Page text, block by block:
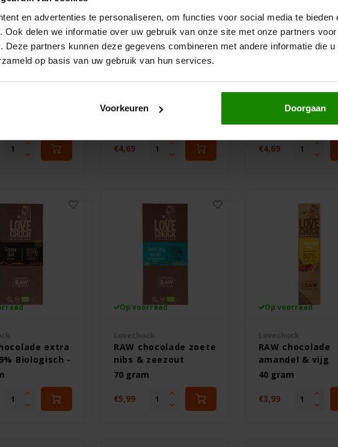
en advertenties te personaliseren, om functies voor social media te bieden
Ook delen we informatie over uw gebruik van onze site met onze partners
Deze partners kunnen deze gegevens combineren met andere informatie die u
op basis van uw gebruik van hun services.
Voorkeuren Doorgaan
Op voorraad
Chocolat Stella
Puur Met Chili
€4,69
Chocolat Stella
Puur Biologisch
Fairtrade -
100 gram
€4,69
extra
Biologisch -
Op voorraad
RAW chocolade zoete
nibs & zeezout
Biologisch -
70 gram
€5,99
Op voorraad
RAW chocolade
amandel & vijg
Biologisch -
40 gram
€3,99